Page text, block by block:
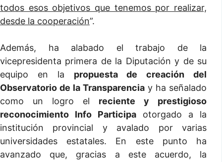
todos esos objetivos que tenemos por realizar,
desde la cooperación”.
Además, ha alabado el trabajo de la
vicepresidenta primera de la Diputación y de su
equipo en la propuesta de creación del
Observatorio de la Transparencia y ha señalado
como un logro el reciente y prestigioso
reconocimiento Info Participa otorgado a la
institución provincial y avalado por varias
universidades estatales. En este punto ha
avanzado que, gracias a este acuerdo, la